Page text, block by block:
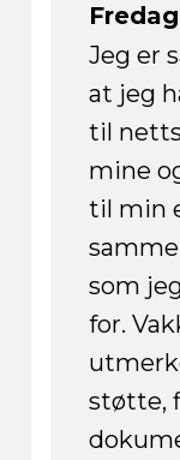
Jeg er
at jeg
til
mine
til min
som
for.
støtte,